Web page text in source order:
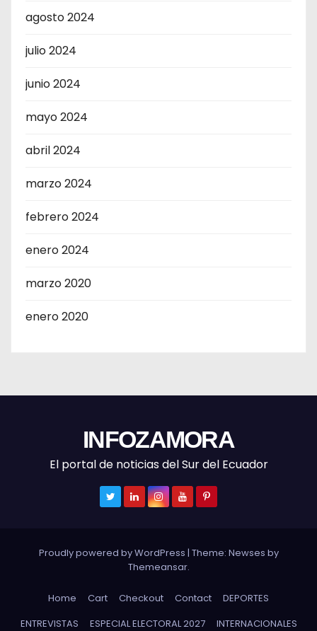
agosto 2024
julio 2024
junio 2024
mayo 2024
abril 2024
marzo 2024
febrero 2024
enero 2024
marzo 2020
enero 2020
INFOZAMORA
El portal de noticias del Sur del Ecuador
Proudly powered by WordPress | Theme: Newses by
Themeansar.
Home Cart Checkout Contact
DEPORTES
ENTREVISTAS
ESPECIAL ELECTORAL 2027 INTERNACIONALES